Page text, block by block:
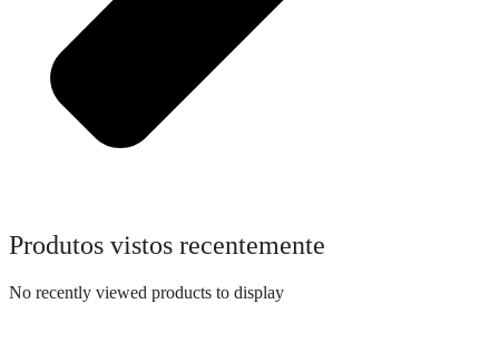
Produtos vistos recentemente
No recently viewed products to display